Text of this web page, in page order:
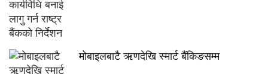
मोबाइलबाटै ऋणदेखि स्मार्ट बैंकिङसम्म